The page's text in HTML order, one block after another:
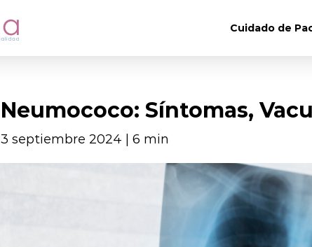
Cuidado de
Neumococo: Síntomas,
3 septiembre 2024 | 6 min